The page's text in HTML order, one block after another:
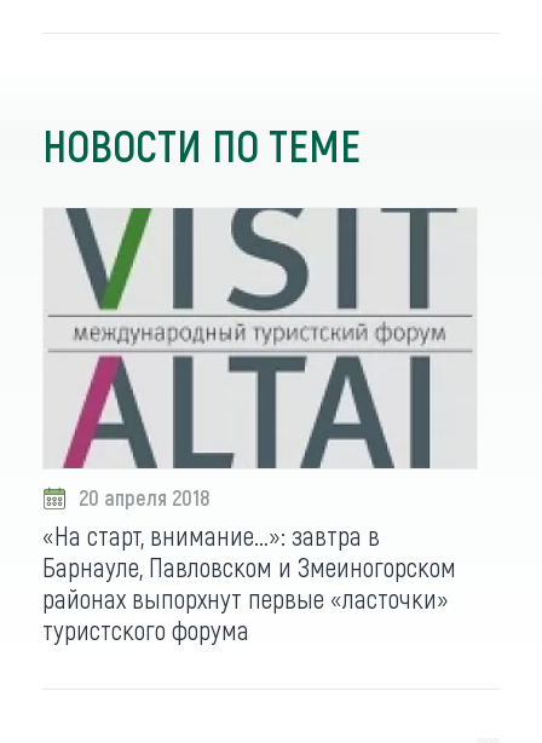
НОВОСТИ ПО ТЕМЕ
20 апреля 2018
«На старт, внимание…»: завтра в
Барнауле, Павловском и Змеиногорском
районах выпорхнут первые «ласточки»
туристского форума